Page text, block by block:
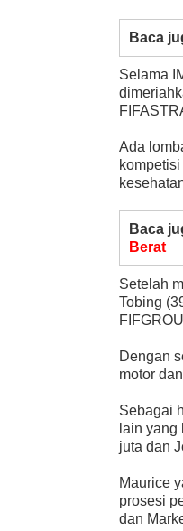
Baca
Selama
Ada
Baca
Berat
Setelah
Tobing
Dengan
motor
Sebagai
lain
juta dan
Maurice
prosesi
dan